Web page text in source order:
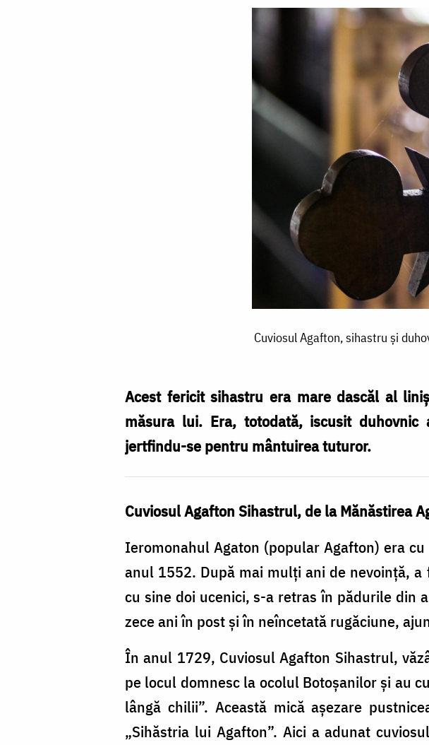
Cuviosul Agafton, sihastru și
Acest fericit sihastru era mare dascăl al
măsura lui. Era, totodată, iscusit
jertfindu-se pentru mântuirea tuturor.
Cuviosul Agafton Sihastrul, de la Mănăstirea
Ieromonahul Agaton (popular Agafton) era
anul 1552. După mai mulţi ani de nevoinţă,
cu sine doi ucenici, s-a retras în pădurile din
zece ani în post şi în neîncetată rugăciune,
În anul 1729, Cuviosul Agafton Sihastrul,
pe locul domnesc la ocolul Botoşanilor şi au
lângă chilii”. Această mică aşezare
„Sihăstria lui Agafton”. Aici a adunat